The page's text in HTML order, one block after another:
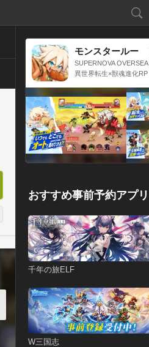
モンスタールー
プ：獣神転生
SUPERNOVA OVERSEA
S LIMITED
異世界転生×獣魂進化RP
おすすめ事前予約アプリ
千年の旅ELF
W三国志